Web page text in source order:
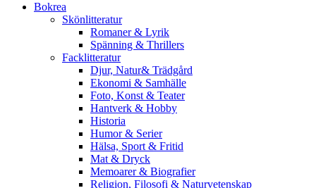
Bokrea
Skönlitteratur
Romaner & Lyrik
Spänning & Thrillers
Facklitteratur
Djur, Natur& Trädgård
Ekonomi & Samhälle
Foto, Konst & Teater
Hantverk & Hobby
Historia
Humor & Serier
Hälsa, Sport & Fritid
Mat & Dryck
Memoarer & Biografier
Religion, Filosofi & Naturvetenskap